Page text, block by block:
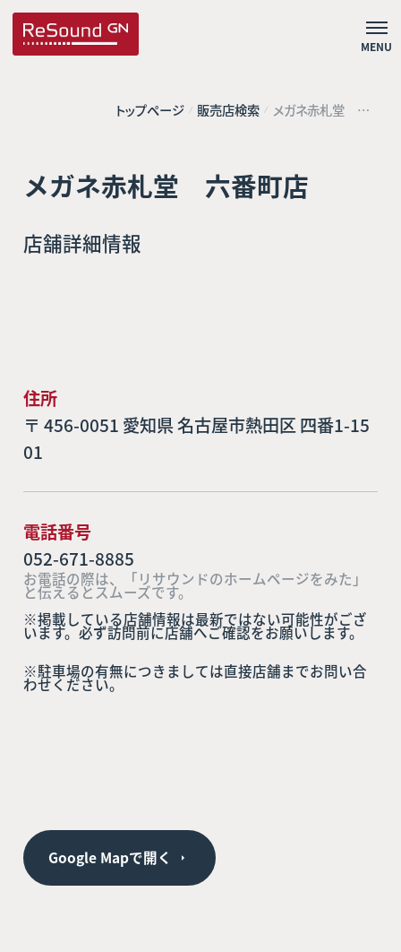
MENU
トップページ 販売店検索 メガネ赤札堂 六
番町店
メガネ赤札堂 六番町店
店舗詳細情報
住所
〒 456-0051 愛知県 名古屋市熱田区 四番1-15
01
電話番号
052-671-8885
お電話の際は、「リサウンドのホームページをみた」
と伝えるとスムーズです。
※掲載している店舗情報は最新ではない可能性がござ
います。必ず訪問前に店舗へご確認をお願いします。
※駐車場の有無につきましては直接店舗までお問い合
わせください。
Google Mapで開く